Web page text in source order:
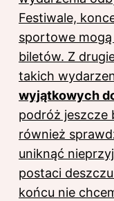
Festiwale,
sportowe
biletów. Z
takich
wyjątkowych
podróż jeszcze
również
uniknąć
postaci
końcu nie